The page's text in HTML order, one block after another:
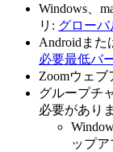
Windows、
リ: グロー
Androidまた
必要最低バ
Zoomウェブ
グループチ
必要があり
ップア